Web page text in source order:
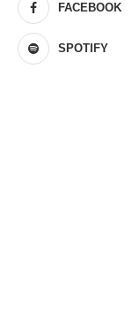
FACEBOOK
SPOTIFY